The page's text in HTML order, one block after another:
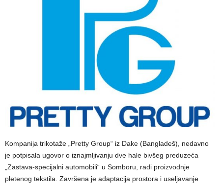
Kompanija trikotaže „Pretty Group“ iz Dake (Bangladeš), nedavno
je potpisala ugovor o iznajmljivanju dve hale bivšeg preduzeća
„Zastava-specijalni automobili“ u Somboru, radi proizvodnje
pletenog tekstila. Završena je adaptacija prostora i useljavanje